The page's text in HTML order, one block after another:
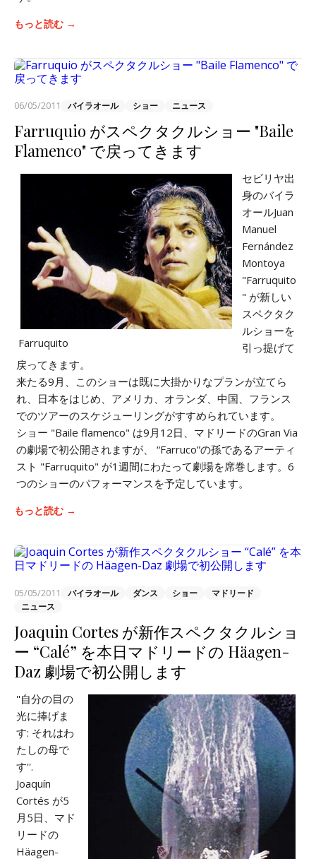
もっと読む →
06/05/2011 バイラオール ショー ニュース
Farruquio がスペクタクルショー "Baile
Flamenco" で戻ってきます
Farruquito
セビリヤ出
身のバイラ
オールJuan
Manuel
Fernández
Montoya
"Farruquito
" が新しい
スペクタク
ルショーを
引っ提げて
戻ってきます。
来たる9月、このショーは既に大掛かりなプランが立てら
れ、日本をはじめ、アメリカ、オランダ、中国、フランス
でのツアーのスケジューリングがすすめられています。
ショー "Baile flamenco" は9月12日、マドリードのGran Via
の劇場で初公開されますが、 “Farruco”の孫であるアーティ
スト "Farruquito" が1週間にわたって劇場を席巻します。6
つのショーのパフォーマンスを予定しています。
もっと読む →
05/05/2011 バイラオール ダンス ショー
マドリード
ニュース
Joaquin Cortes が新作スペクタクルショ
ー “Calé” を本日マドリードの Häagen-
Daz 劇場で初公開します
''自分の目の
光に捧げま
す: それはわ
たしの母で
す''.
Joaquín
Cortés が5
月5日、マド
リードの
Häagen-